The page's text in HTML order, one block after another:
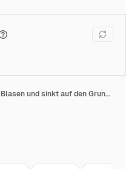
Tomate fällt ins Wasser, bildet Blasen und sinkt auf den Grund, auf rotem Hintergrund, Makro und Zeitlupe